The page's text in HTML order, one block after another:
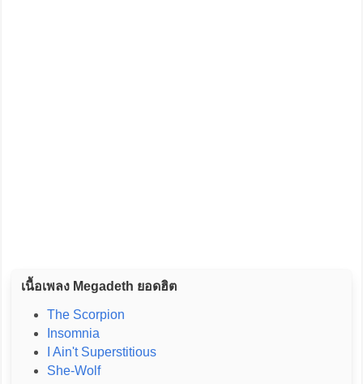
เนื้อเพลง Megadeth ยอดฮิต
The Scorpion
Insomnia
I Ain't Superstitious
She-Wolf